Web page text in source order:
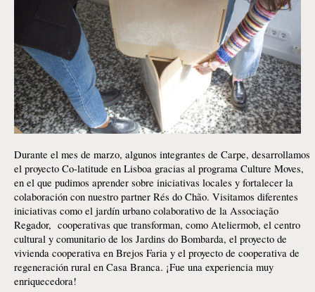
Durante el mes de marzo, algunos integrantes de Carpe, desarrollamos
el proyecto Co-latitude en Lisboa gracias al programa Culture Moves,
en el que pudimos aprender sobre iniciativas locales y fortalecer la
colaboración con nuestro partner Rés do Chão. Visitamos diferentes
iniciativas como el jardín urbano colaborativo de la Associação
Regador, cooperativas que transforman, como Ateliermob, el centro
cultural y comunitario de los Jardins do Bombarda, el proyecto de
vivienda cooperativa en Brejos Faria y el proyecto de cooperativa de
regeneración rural en Casa Branca. ¡Fue una experiencia muy
enriquecedora!